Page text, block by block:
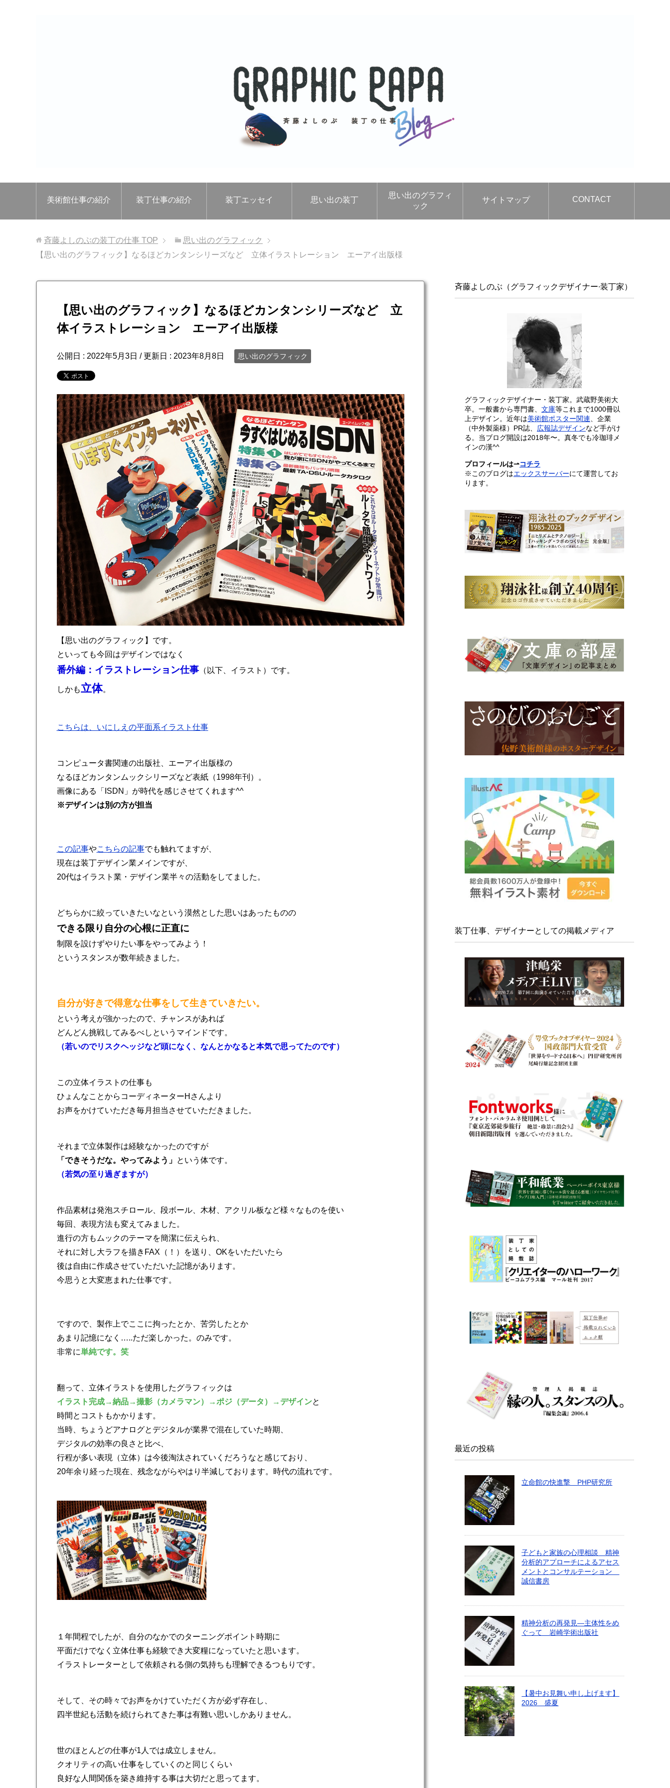
美術館仕事の紹介 装丁仕事の紹介 装丁エッセイ 思い出の装丁
思い出のグラフィ
ック
サイトマップ CONTACT
斉藤よしのぶの装丁の仕事 TOP
思い出のグラフィック
【思い出のグラフィック】なるほどカンタンシリーズなど 立体イラストレーション エーアイ出版様
【思い出のグラフィック】なるほどカンタンシリーズなど 立
体イラストレーション エーアイ出版様
公開日 : 2022年5月3日 / 更新日 : 2023年8月8日 思い出のグラフィック
【思い出のグラフィック】です。
といっても今回はデザインではなく
番外編：イラストレーション仕事（以下、イラスト）です。
しかも立体。
こちらは、いにしえの平面系イラスト仕事
コンピュータ書関連の出版社、エーアイ出版様の
なるほどカンタンムックシリーズなど表紙（1998年刊）。
画像にある「ISDN」が時代を感じさせてくれます^^
※デザインは別の方が担当
この記事やこちらの記事でも触れてますが、
現在は装丁デザイン業メインですが、
20代はイラスト業・デザイン業半々の活動をしてました。
どちらかに絞っていきたいなという漠然とした思いはあったものの
できる限り自分の心根に正直に
制限を設けずやりたい事をやってみよう！
というスタンスが数年続きました。
自分が好きで得意な仕事をして生きていきたい。
という考えが強かったので、チャンスがあれば
どんどん挑戦してみるべしというマインドです。
（若いのでリスクヘッジなど頭になく、なんとかなると本気で思ってたのです）
この立体イラストの仕事も
ひょんなことからコーディネーターHさんより
お声をかけていただき毎月担当させていただきました。
それまで立体製作は経験なかったのですが
「できそうだな。やってみよう」 という体です。
（若気の至り過ぎますが）
作品素材は発泡スチロール、段ボール、木材、アクリル板など様々なものを使い
毎回、表現方法も変えてみました。
進行の方もムックのテーマを簡潔に伝えられ、
それに対し大ラフを描きFAX（！）を送り、OKをいただいたら
後は自由に作成させていただいた記憶があります。
今思うと大変恵まれた仕事です。
ですので、製作上でここに拘ったとか、苦労したとか
あまり記憶になく…..ただ楽しかった。のみです。
非常に単純です。笑
翻って、立体イラストを使用したグラフィックは
イラスト完成→納品→撮影（カメラマン）→ポジ（データ）→デザインと
時間とコストもかかります。
当時、ちょうどアナログとデジタルが業界で混在していた時期、
デジタルの効率の良さと比べ、
行程が多い表現（立体）は今後淘汰されていくだろうなと感じており、
20年余り経った現在、残念ながらやはり半減しております。時代の流れです。
１年間程でしたが、自分のなかでのターニングポイント時期に
平面だけでなく立体仕事も経験でき大変糧になっていたと思います。
イラストレーターとして依頼される側の気持ちも理解できるつもりです。
そして、その時々でお声をかけていただく方が必ず存在し、
四半世紀も活動を続けられてきた事は有難い思いしかありません。
世のほとんどの仕事が1人では成立しません。
クオリティの高い仕事をしていくのと同じくらい
良好な人間関係を築き維持する事は大切だと思ってます。
斉藤よしのぶ（グラフィックデザイナー∙装丁家）
グラフィックデザイナー・装丁家。武蔵野美術大
卒。一般書から専門書、 文庫等これまで1000冊以
上デザイン。近年は美術館ポスター関連、企業
（中外製薬様）PR誌、 広報誌デザインなど手がけ
る。当ブログ開設は2018年〜。真冬でも冷珈琲メ
インの漢^^
プロフィールは⇀コチラ
※このブログはエックスサーバーにて運営してお
ります。
装丁仕事、デザイナーとしての掲載メディア
最近の投稿
立命館の快進撃 PHP研究所
子どもと家族の心理相談 精神
分析的アプローチによるアセス
メントとコンサルテーション
誠信書房
精神分析の再発見―主体性をめ
ぐって 岩崎学術出版社
【暑中お見舞い申し上げます】
2026 盛夏